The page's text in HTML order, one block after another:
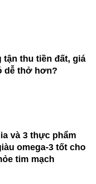
tận thu tiền đất, giá
dễ thở hơn?
và 3 thực phẩm
omega-3 tốt cho
tim mạch